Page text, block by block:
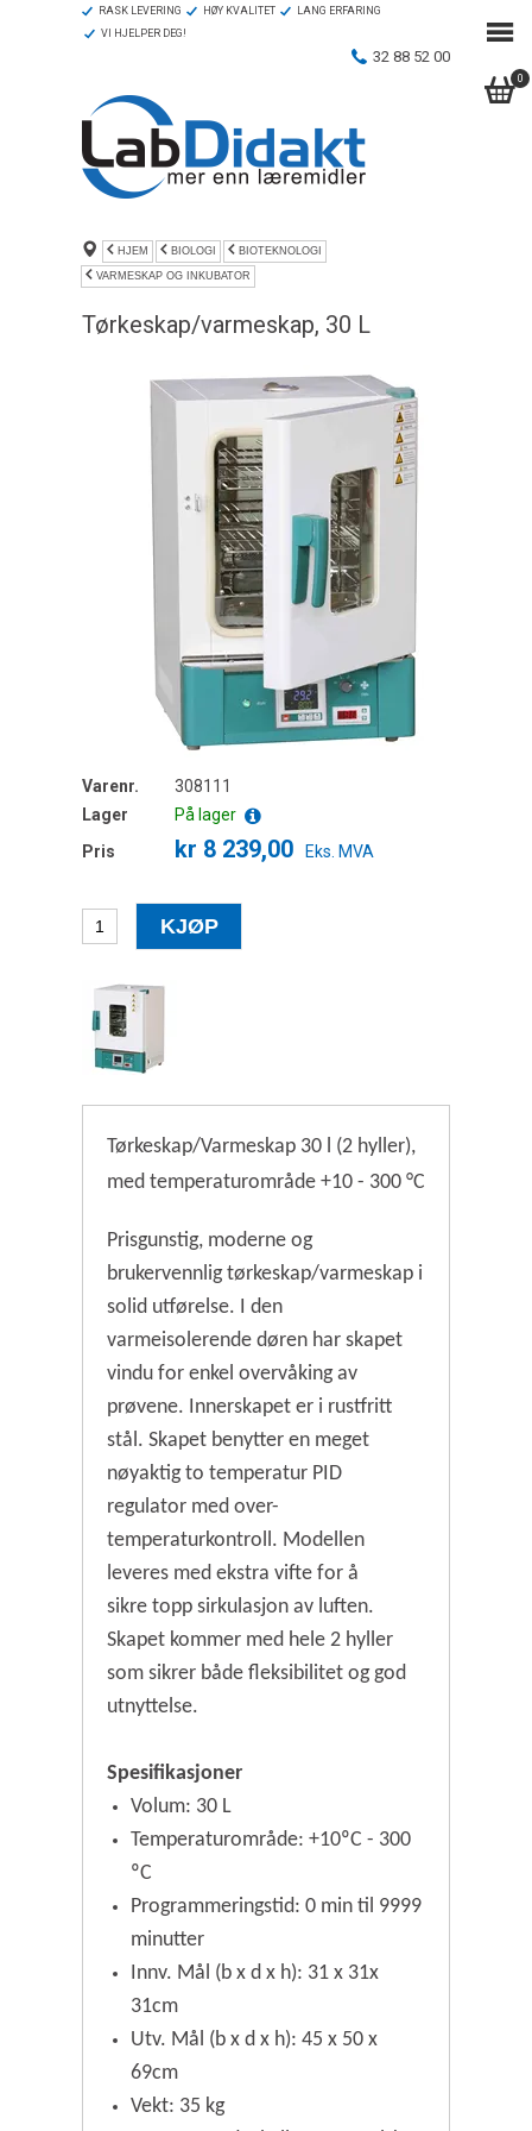
0
RASK LEVERING HØY KVALITET
LANG ERFARING
VI HJELPER DEG!
32 88 52 00
HJEM BIOLOGI BIOTEKNOLOGI
VARMESKAP OG INKUBATOR
Tørkeskap/varmeskap, 30 L
Varenr.
308111
Lager
På lager
Pris
kr 8 239,00 Eks. MVA
Tørkeskap/Varmeskap 30 l (2 hyller),
med temperaturområde +10 - 300 °C
Prisgunstig, moderne og
brukervennlig tørkeskap/varmeskap i
solid utførelse. I den
varmeisolerende døren har skapet
vindu for enkel overvåking av
prøvene. Innerskapet er i rustfritt
stål. Skapet benytter en meget
nøyaktig to temperatur PID
regulator med over-
temperaturkontroll. Modellen
leveres med ekstra vifte for å
sikre topp sirkulasjon av luften.
Skapet kommer med hele 2 hyller
som sikrer både fleksibilitet og god
utnyttelse.
Spesifikasjoner
Volum: 30 L
Temperaturområde: +10ºC - 300
ºC
Programmeringstid: 0 min til 9999
minutter
Innv. Mål (b x d x h): 31 x 31x
31cm
Utv. Mål (b x d x h): 45 x 50 x
69cm
Vekt: 35 kg